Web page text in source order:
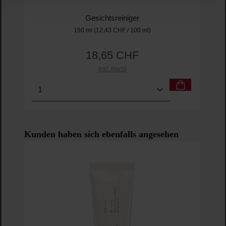
Gesichtsreiniger
150 ml (12,43 CHF / 100 ml)
Regulärer Preis:
18,65 CHF
Inkl. MwSt
Produkt Anzahl: Gib den gewünschten Wert
Produktgalerie überspringen
Kunden haben sich ebenfalls angesehen